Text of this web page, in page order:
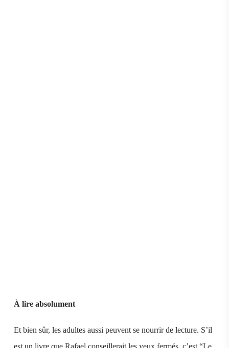
À lire absolument
Et bien sûr, les adultes aussi peuvent se nourrir de lecture. S’il